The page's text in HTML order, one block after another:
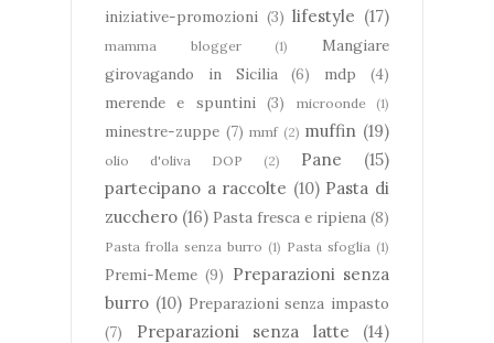
iniziative-promozioni (3) lifestyle (17)
mamma blogger (1)
Mangiare
girovagando in Sicilia
(6) mdp
(4)
merende e spuntini (3) microonde (1)
minestre-zuppe (7) mmf (2) muffin (19)
olio d'oliva DOP (2) Pane
(15)
partecipano a raccolte (10) Pasta di
zucchero (16) Pasta fresca e ripiena (8)
Pasta frolla senza burro (1) Pasta sfoglia (1)
Premi-Meme (9) Preparazioni senza
burro (10) Preparazioni senza impasto
(7)
Preparazioni senza latte (14)